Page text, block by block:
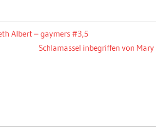
Albert – gaymers #3,5
Nächster
Schlamassel inbegriffen von